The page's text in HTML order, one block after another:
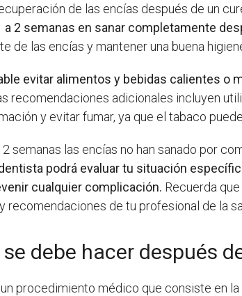
de las encías después de un
a 2 semanas en sanar completamente
de las encías y mantener una buena
evitar alimentos y bebidas calientes o
recomendaciones adicionales incluyen
y evitar fumar, ya que el tabaco
semanas las encías no han sanado por
podrá evaluar tu situación
cualquier complicación. Recuerda
recomendaciones de tu profesional de la
se debe hacer después
procedimiento médico que consiste en